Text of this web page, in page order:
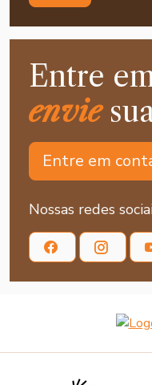
Entre
envie
Entre em
Nossas redes